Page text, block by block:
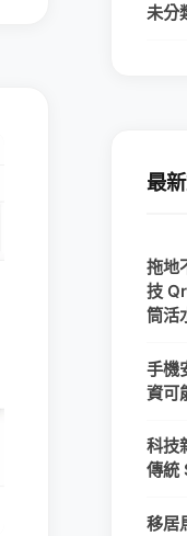
未分
最
拖地
技
筒活
手機
資可
科技
傳統
移居